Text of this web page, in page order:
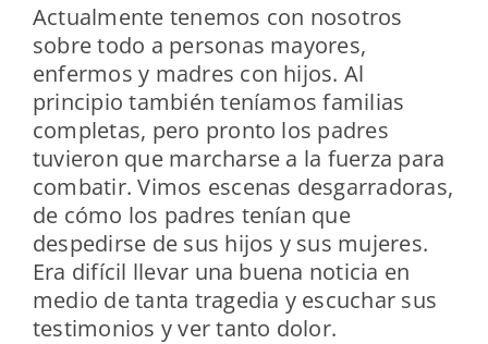
Actualmente tenemos con nosotros
sobre todo a personas mayores,
enfermos y madres con hijos. Al
principio también teníamos familias
completas, pero pronto los padres
tuvieron que marcharse a la fuerza para
combatir. Vimos escenas desgarradoras,
de cómo los padres tenían que
despedirse de sus hijos y sus mujeres.
Era difícil llevar una buena noticia en
medio de tanta tragedia y escuchar sus
testimonios y ver tanto dolor.